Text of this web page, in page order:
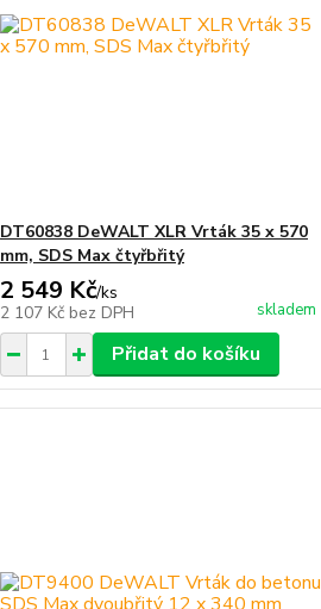
DT60838 DeWALT XLR Vrták 35 x 570
mm, SDS Max čtyřbřitý
2 549 Kč/ks
2 107 Kč bez DPH skladem
Přidat do košíku